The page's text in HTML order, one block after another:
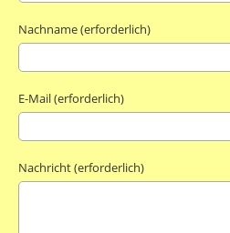
Nachname (erforderlich)
E-Mail (erforderlich)
Nachricht (erforderlich)